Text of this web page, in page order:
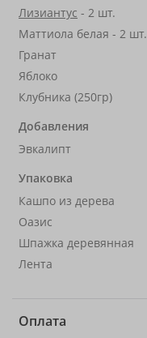
Лизиантус - 2 шт.
Маттиола белая - 2 шт.
Гранат
Яблоко
Клубника (250гр)
Добавления
Эвкалипт
Упаковка
Кашпо из дерева
Оазис
Шпажка деревянная
Лента
Оплата